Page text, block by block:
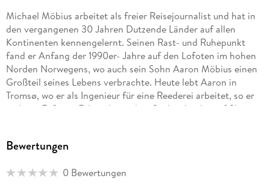
Michael Möbius arbeitet als freier Reisejournalist und hat in
den vergangenen 30 Jahren Dutzende Länder auf allen
Kontinenten kennengelernt. Seinen Rast- und Ruhepunkt
fand er Anfang der 1990er- Jahre auf den Lofoten im hohen
Norden Norwegens, wo auch sein Sohn Aaron Möbius einen
Großteil seines Lebens verbrachte. Heute lebt Aaron in
Tromsø, wo er als Ingenieur für eine Reederei arbeitet, so er
nicht zu Fuß, per Fahrrad, mit dem Seekajak oder auf Skiern
Bewertungen
0 Bewertungen